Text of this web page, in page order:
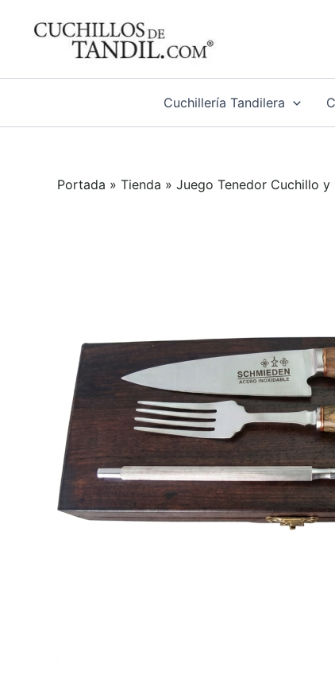
Cuchillería Tandilera
Portada » Tienda » Juego Tenedor Cuchillo y